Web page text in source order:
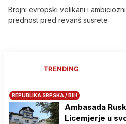
Brojni evropski velikani i
prednost pred revanš susrete
TRENDING
REPUBLIKA SRPSKA / BIH
Ambasada
Licemjerje u